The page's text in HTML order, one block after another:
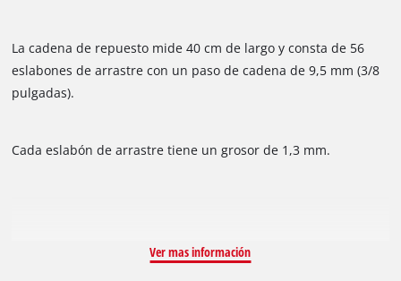
La cadena de repuesto mide 40 cm de largo y consta de 56
eslabones de arrastre con un paso de cadena de 9,5 mm (3/8
pulgadas).
Cada eslabón de arrastre tiene un grosor de 1,3 mm.
Ver mas información